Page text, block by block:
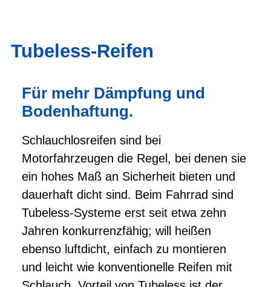
Tubeless-Reifen
Für mehr Dämpfung und
Bodenhaftung.
Schlauchlosreifen sind bei
Motorfahrzeugen die Regel, bei denen sie
ein hohes Maß an Sicherheit bieten und
dauerhaft dicht sind. Beim Fahrrad sind
Tubeless-Systeme erst seit etwa zehn
Jahren konkurrenzfähig; will heißen
ebenso luftdicht, einfach zu montieren
und leicht wie konventionelle Reifen mit